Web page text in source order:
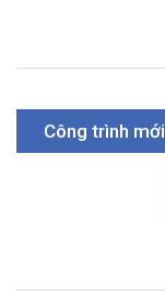
Công trình mới